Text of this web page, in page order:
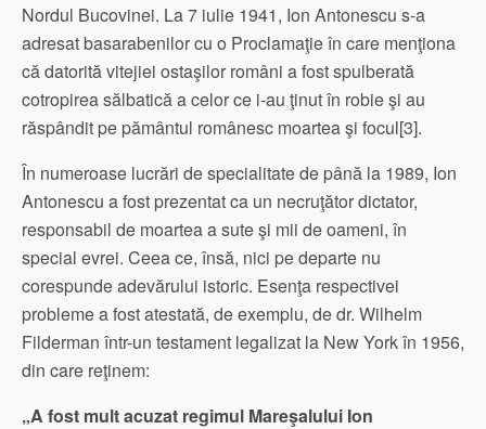
Nordul Bucovinei. La 7 iulie 1941, Ion Antonescu s-a
adresat basarabenilor cu o Proclamaţie în care menţiona
că datorită vitejiei ostaşilor români a fost spulberată
cotropirea sălbatică a celor ce i-au ţinut în robie şi au
răspândit pe pământul românesc moartea şi focul[3].
În numeroase lucrări de specialitate de până la 1989, Ion
Antonescu a fost prezentat ca un necruţător dictator,
responsabil de moartea a sute şi mii de oameni, în
special evrei. Ceea ce, însă, nici pe departe nu
corespunde adevărului istoric. Esenţa respectivei
probleme a fost atestată, de exemplu, de dr. Wilhelm
Filderman într-un testament legalizat la New York în 1956,
din care reţinem:
„A fost mult acuzat regimul Mareşalului Ion